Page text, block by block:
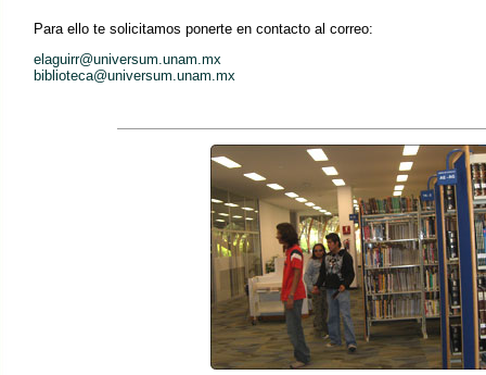
Para ello te solicitamos ponerte en contacto al correo:
elaguirr@universum.unam.mx
biblioteca@universum.unam.mx